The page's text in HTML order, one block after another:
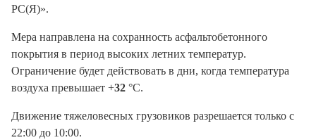
РС(Я)».
Мера направлена на сохранность асфальтобетонного
покрытия в период высоких летних температур.
Ограничение будет действовать в дни, когда температура
воздуха превышает +32 °С.
Движение тяжеловесных грузовиков разрешается только с
22:00 до 10:00.